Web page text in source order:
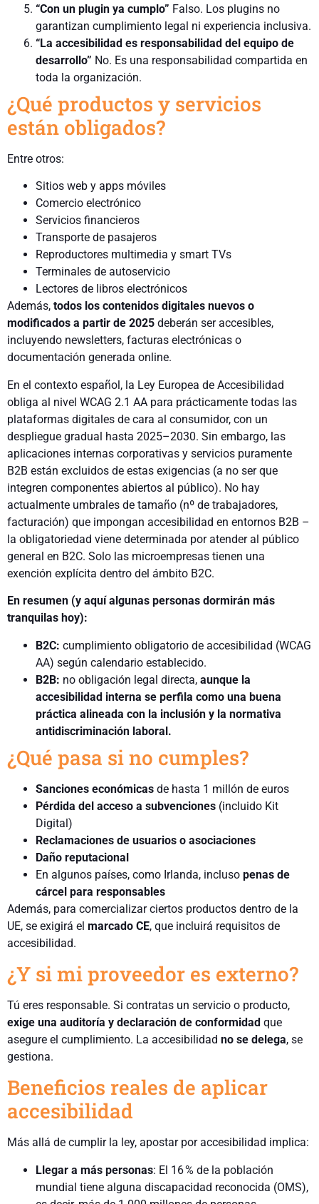
“Con un plugin ya cumplo” Falso. Los plugins no
garantizan cumplimiento legal ni experiencia inclusiva.
“La accesibilidad es responsabilidad del equipo de
desarrollo” No. Es una responsabilidad compartida en
toda la organización.
¿Qué productos y servicios
están obligados?
Entre otros:
Sitios web y apps móviles
Comercio electrónico
Servicios financieros
Transporte de pasajeros
Reproductores multimedia y smart TVs
Terminales de autoservicio
Lectores de libros electrónicos
Además, todos los contenidos digitales nuevos o
modificados a partir de 2025 deberán ser accesibles,
incluyendo newsletters, facturas electrónicas o
documentación generada online.
En el contexto español, la Ley Europea de Accesibilidad
obliga al nivel WCAG 2.1 AA para prácticamente todas las
plataformas digitales de cara al consumidor, con un
despliegue gradual hasta 2025–2030. Sin embargo, las
aplicaciones internas corporativas y servicios puramente
B2B están excluidos de estas exigencias (a no ser que
integren componentes abiertos al público). No hay
actualmente umbrales de tamaño (nº de trabajadores,
facturación) que impongan accesibilidad en entornos B2B –
la obligatoriedad viene determinada por atender al público
general en B2C. Solo las microempresas tienen una
exención explícita dentro del ámbito B2C.
En resumen (y aquí algunas personas dormirán más
tranquilas hoy):
B2C: cumplimiento obligatorio de accesibilidad (WCAG
AA) según calendario establecido.
B2B: no obligación legal directa, aunque la
accesibilidad interna se perfila como una buena
práctica alineada con la inclusión y la normativa
antidiscriminación laboral.
¿Qué pasa si no cumples?
Sanciones económicas de hasta 1 millón de euros
Pérdida del acceso a subvenciones (incluido Kit
Digital)
Reclamaciones de usuarios o asociaciones
Daño reputacional
En algunos países, como Irlanda, incluso penas de
cárcel para responsables
Además, para comercializar ciertos productos dentro de la
UE, se exigirá el marcado CE, que incluirá requisitos de
accesibilidad.
¿Y si mi proveedor es externo?
Tú eres responsable. Si contratas un servicio o producto,
exige una auditoría y declaración de conformidad que
asegure el cumplimiento. La accesibilidad no se delega, se
gestiona.
Beneficios reales de aplicar
accesibilidad
Más allá de cumplir la ley, apostar por accesibilidad implica:
Llegar a más personas: El 16 % de la población
mundial tiene alguna discapacidad reconocida (OMS),